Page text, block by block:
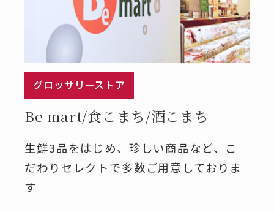
グロッサリーストア
Be mart/食こまち/酒こまち
生鮮3品をはじめ、珍しい商品など、こ
だわりセレクトで多数ご用意しておりま
す